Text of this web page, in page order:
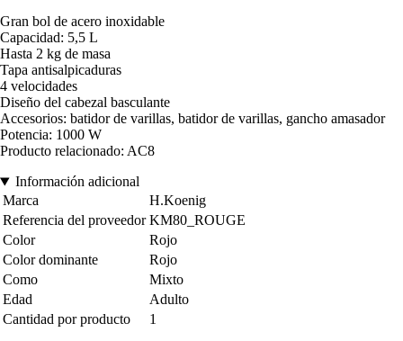
Gran bol de acero inoxidable
Capacidad: 5,5 L
Hasta 2 kg de masa
Tapa antisalpicaduras
4 velocidades
Diseño del cabezal basculante
Accesorios: batidor de varillas, batidor de varillas, gancho amasador
Potencia: 1000 W
Producto relacionado: AC8
Información adicional
Marca
H.Koenig
Referencia del proveedor KM80_ROUGE
Color
Rojo
Color dominante
Rojo
Como
Mixto
Edad
Adulto
Cantidad por producto
1